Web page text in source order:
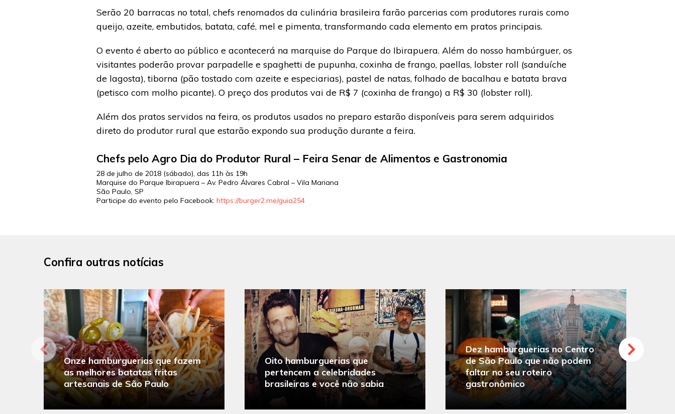
Serão 20 barracas no total, chefs renomados da culinária brasileira farão parcerias com produtores rurais como
queijo, azeite, embutidos, batata, café, mel e pimenta, transformando cada elemento em pratos principais.
O evento é aberto ao público e acontecerá na marquise do Parque do Ibirapuera. Além do nosso hambúrguer, os
visitantes poderão provar parpadelle e spaghetti de pupunha, coxinha de frango, paellas, lobster roll (sanduíche
de lagosta), tiborna (pão tostado com azeite e especiarias), pastel de natas, folhado de bacalhau e batata brava
(petisco com molho picante). O preço dos produtos vai de R$ 7 (coxinha de frango) a R$ 30 (lobster roll).
Além dos pratos servidos na feira, os produtos usados no preparo estarão disponíveis para serem adquiridos
direto do produtor rural que estarão expondo sua produção durante a feira.
Chefs pelo Agro Dia do Produtor Rural – Feira Senar de Alimentos e Gastronomia
28 de julho de 2018 (sábado), das 11h às 19h
Marquise do Parque Ibirapuera – Av. Pedro Álvares Cabral – Vila Mariana
São Paulo, SP
Participe do evento pelo Facebook: https://burger2.me/guia254
Confira outras notícias
Onze hamburguerias que fazem
as melhores batatas fritas
artesanais de São Paulo
Oito hamburguerias que
pertencem a celebridades
brasileiras e você não sabia
Dez hamburguerias no Centro
de São Paulo que não podem
faltar no seu roteiro
gastronômico